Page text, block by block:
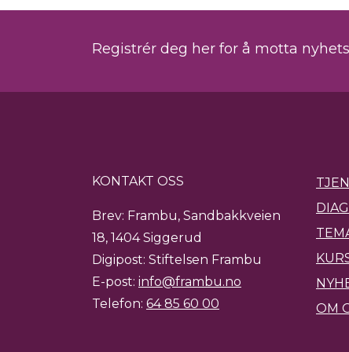
Registrér deg her for å motta
KONTAKT OSS
Brev: Frambu, Sandbakkveien
18, 1404 Siggerud
Digipost: Stiftelsen Frambu
E-post: info@frambu.no
Telefon: 64 85 60 00
OM